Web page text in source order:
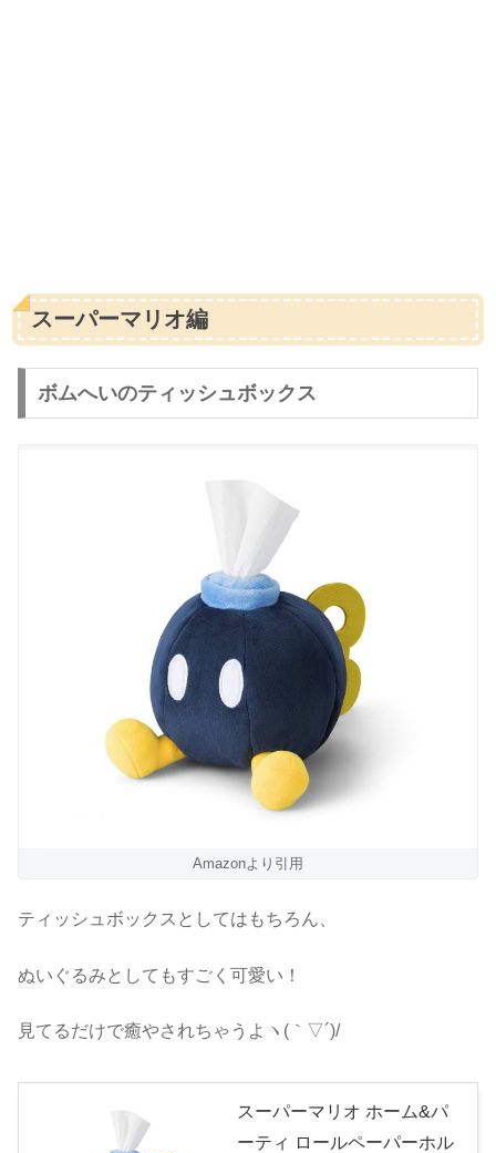
スーパーマリオ編
ボムへいのティッシュボックス
Amazonより引用
ティッシュボックスとしてはもちろん、
ぬいぐるみとしてもすごく可愛い！
見てるだけで癒やされちゃうよヽ(｀▽´)/
スーパーマリオ ホーム&パ
ーティ ロールペーパーホル